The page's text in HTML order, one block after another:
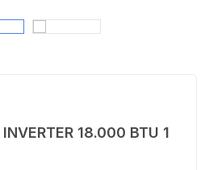
18.000 BTU 1